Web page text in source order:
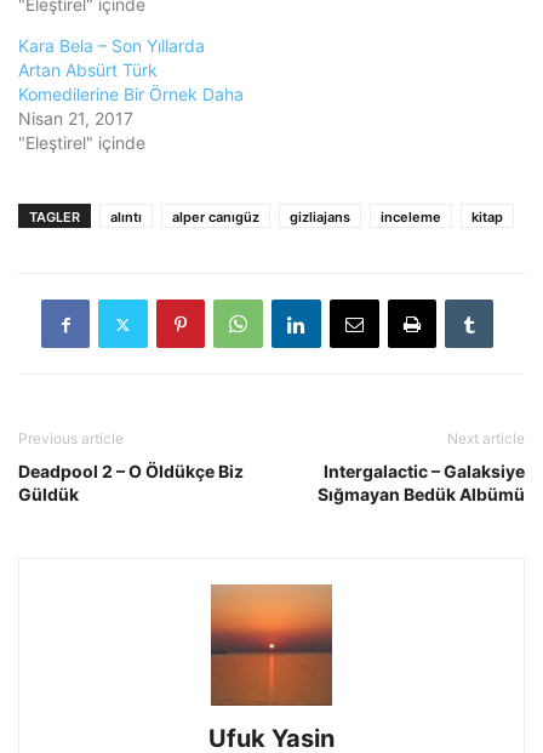
"Eleştirel" içinde
Kara Bela – Son Yıllarda
Artan Absürt Türk
Komedilerine Bir Örnek Daha
Nisan 21, 2017
"Eleştirel" içinde
TAGLER alıntı alper canıgüz gizliajans inceleme kitap
Previous article
Deadpool 2 – O Öldükçe Biz
Güldük
Next article
Intergalactic – Galaksiye
Sığmayan Bedük Albümü
Ufuk Yasin